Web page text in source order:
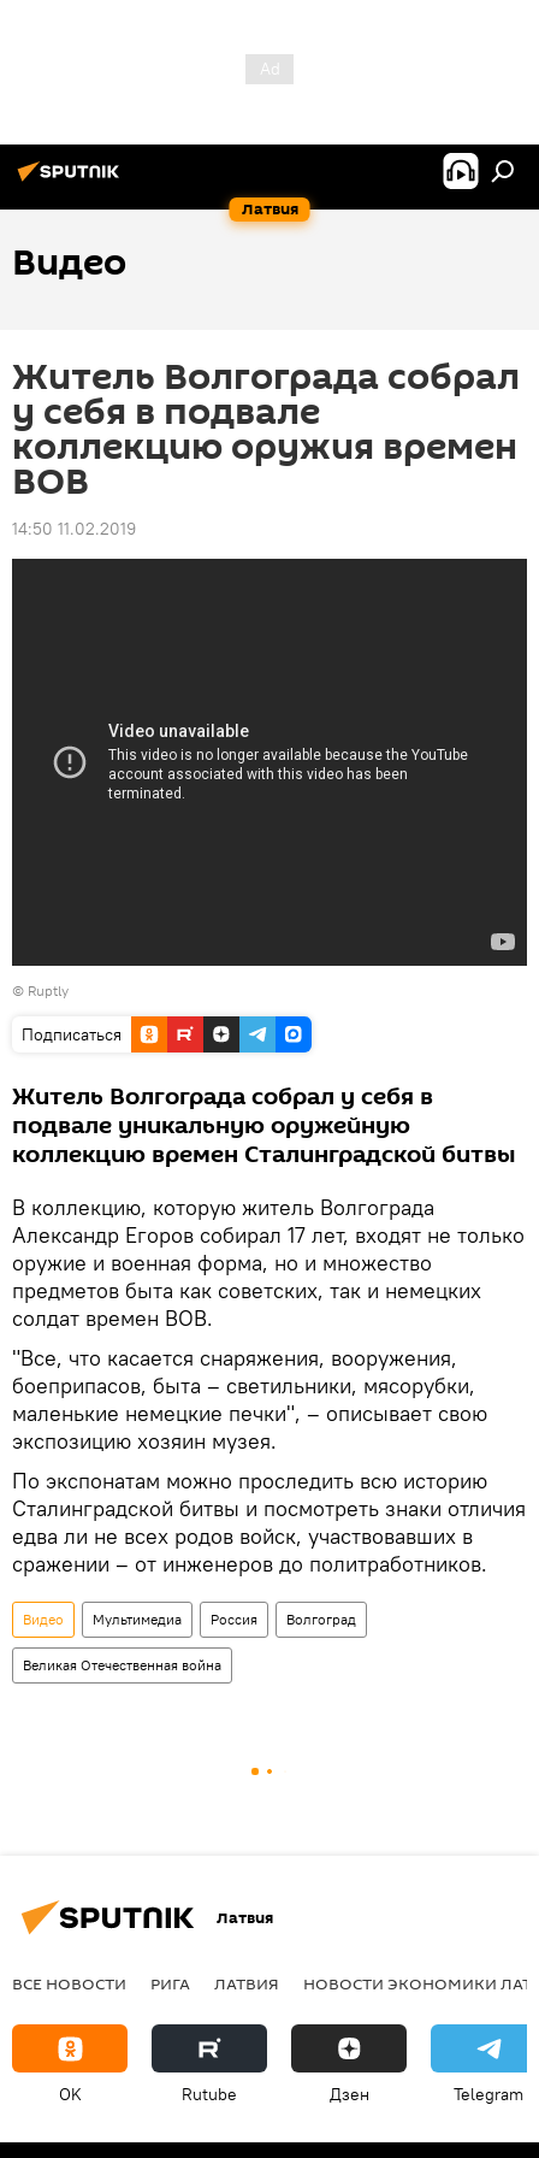
Латвия
Видео
Житель Волгограда собрал
у себя в подвале
коллекцию оружия времен
ВОВ
14:50 11.02.2019
© Ruptly
Подписаться
Житель Волгограда собрал у себя в
подвале уникальную оружейную
коллекцию времен Сталинградской битвы
В коллекцию, которую житель Волгограда
Александр Егоров собирал 17 лет, входят не только
оружие и военная форма, но и множество
предметов быта как советских, так и немецких
солдат времен ВОВ.
"Все, что касается снаряжения, вооружения,
боеприпасов, быта – светильники, мясорубки,
маленькие немецкие печки", – описывает свою
экспозицию хозяин музея.
По экспонатам можно проследить всю историю
Сталинградской битвы и посмотреть знаки отличия
едва ли не всех родов войск, участвовавших в
сражении – от инженеров до политработников.
Видео Мультимедиа Россия Волгоград
Великая Отечественная война
Латвия
ВСЕ НОВОСТИ РИГА ЛАТВИЯ НОВОСТИ ЭКОНОМИКИ
OK Rutube Дзен Telegram